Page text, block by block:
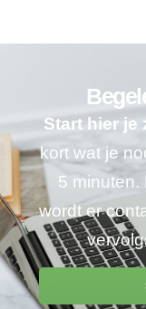
Start hier je
kort wat je
5 minuten.
wordt er